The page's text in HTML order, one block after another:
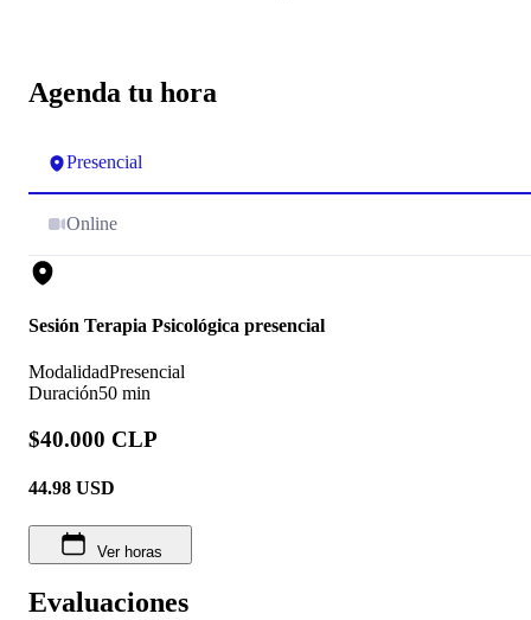
Agenda tu hora
Presencial
Online
Sesión Terapia Psicológica presencial
ModalidadPresencial
Duración50 min
$40.000 CLP
44.98 USD
Ver horas
Evaluaciones